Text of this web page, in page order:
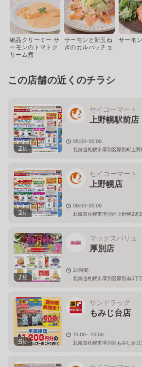
絶品クリーミー サ
ーモンのトマトク
リーム煮
サーモンと新玉ね
ぎのカルパッチョ
サーモ
この店舗の近くのチラシ
2枚
セイコーマート
上野幌駅前店
05:00-00:00
北海道札幌市厚別区厚別町上
2枚
セイコーマート
上野幌店
06:00-00:00
北海道札幌市厚別区上野幌2条
7枚
マックスバリュ
厚別店
24時間
北海道札幌市厚別区厚別南5丁
5枚
サンドラッグ
もみじ台店
10:00～20:00
北海道札幌市厚別区もみじ台